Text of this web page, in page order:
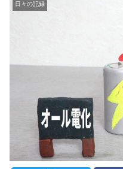
日々の記録